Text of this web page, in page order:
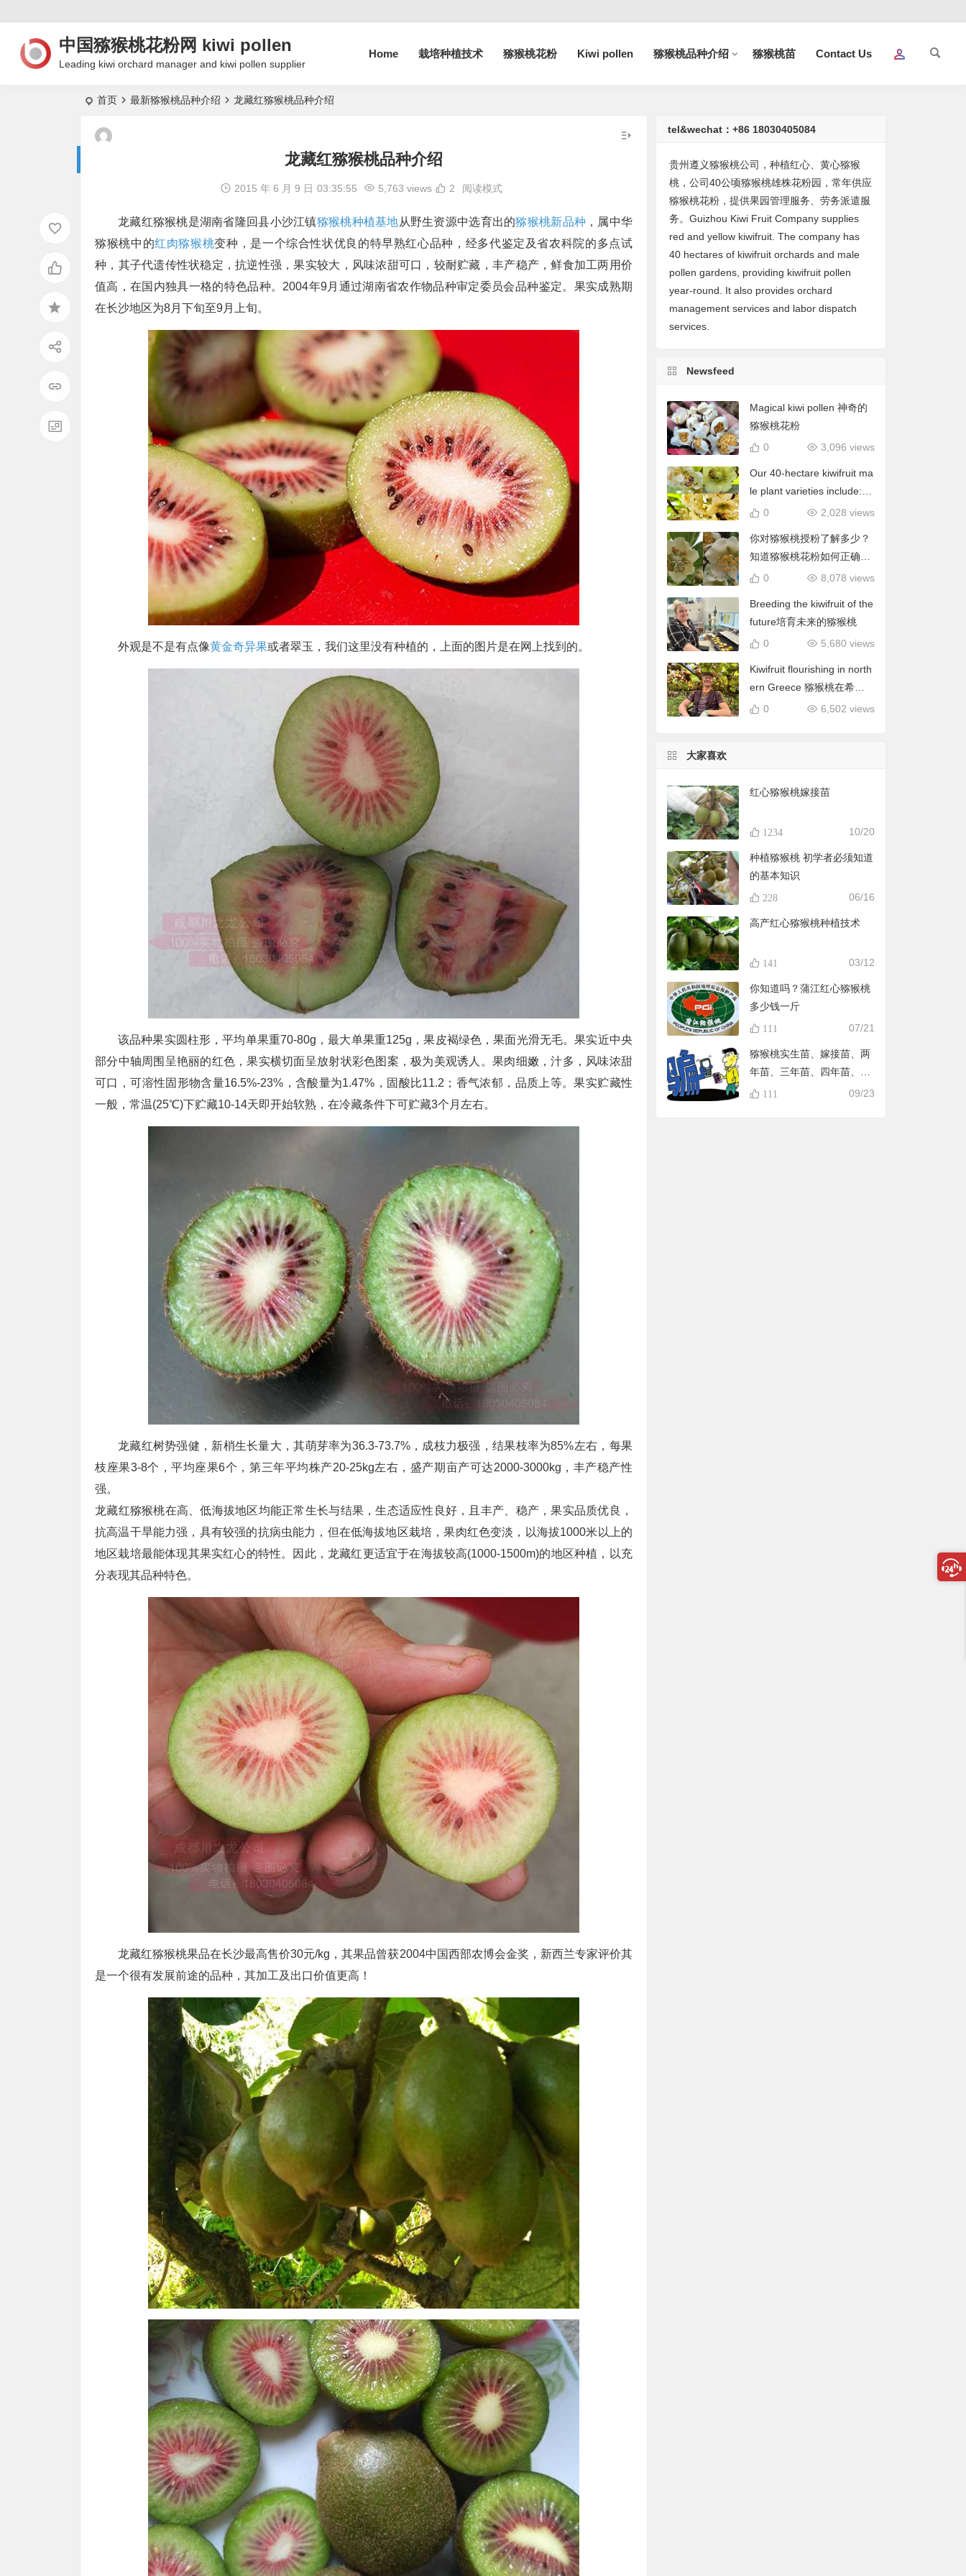
中国猕猴桃花粉网 kiwi pollen
Leading kiwi orchard manager and kiwi pollen supplier
Home 栽培种植技术 猕猴桃花粉 Kiwi pollen 猕猴桃品种介绍 猕猴桃苗 Contact Us
首页 最新猕猴桃品种介绍 龙藏红猕猴桃品种介绍
龙藏红猕猴桃品种介绍
2015 年 6 月 9 日 03:35:55 5,763 views 2 阅读模式
龙藏红猕猴桃是湖南省隆回县小沙江镇猕猴桃种植基地从野生资源中选育出的猕猴桃新品种 ，属中华
猕猴桃中的红肉猕猴桃变种，是一个综合性状优良的特早熟红心品种，经多代鉴定及省农科院的多点试
种，其子代遗传性状稳定，抗逆性强，果实较大，风味浓甜可口，较耐贮藏，丰产稳产，鲜食加工两用价
值高，在国内独具一格的特色品种。2004年9月通过湖南省农作物品种审定委员会品种鉴定。果实成熟期
在长沙地区为8月下旬至9月上旬。
外观是不是有点像黄金奇异果或者翠玉，我们这里没有种植的，上面的图片是在网上找到的。
该品种果实圆柱形，平均单果重70-80g，最大单果重125g，果皮褐绿色，果面光滑无毛。果实近中央
部分中轴周围呈艳丽的红色，果实横切面呈放射状彩色图案，极为美观诱人。果肉细嫩，汁多，风味浓甜
可口，可溶性固形物含量16.5%-23%，含酸量为1.47%，固酸比11.2；香气浓郁，品质上等。果实贮藏性
一般，常温(25℃)下贮藏10-14天即开始软熟，在冷藏条件下可贮藏3个月左右。
龙藏红树势强健，新梢生长量大，其萌芽率为36.3-73.7%，成枝力极强，结果枝率为85%左右，每果
枝座果3-8个，平均座果6个，第三年平均株产20-25kg左右，盛产期亩产可达2000-3000kg，丰产稳产性
强。
龙藏红猕猴桃在高、低海拔地区均能正常生长与结果，生态适应性良好，且丰产、稳产，果实品质优良，
抗高温干旱能力强，具有较强的抗病虫能力，但在低海拔地区栽培，果肉红色变淡，以海拔1000米以上的
地区栽培最能体现其果实红心的特性。因此，龙藏红更适宜于在海拔较高(1000-1500m)的地区种植，以充
分表现其品种特色。
龙藏红猕猴桃果品在长沙最高售价30元/kg，其果品曾获2004中国西部农博会金奖，新西兰专家评价其
是一个很有发展前途的品种，其加工及出口价值更高！
tel&wechat：+86 18030405084
贵州遵义猕猴桃公司，种植红心、黄心猕猴
桃，公司40公顷猕猴桃雄株花粉园，常年供应
猕猴桃花粉，提供果园管理服务、劳务派遣服
务。Guizhou Kiwi Fruit Company supplies
red and yellow kiwifruit. The company has
40 hectares of kiwifruit orchards and male
pollen gardens, providing kiwifruit pollen
year-round. It also provides orchard
management services and labor dispatch
services.
Newsfeed
Magical kiwi pollen 神奇的
猕猴桃花粉
3,096 views
0
Our 40-hectare kiwifruit ma
le plant varieties include: C
hieftain, Matua, Tumari.我
括酋长、陶木里等
2,028 views
0
你对猕猴桃授粉了解多少？
知道猕猴桃花粉如何正确使
用吗？
8,078 views
0
Breeding the kiwifruit of the
future培育未来的猕猴桃
5,680 views
0
Kiwifruit flourishing in north
ern Greece 猕猴桃在希腊
北部蓬勃发展
6,502 views
0
大家喜欢
红心猕猴桃嫁接苗
1234 10/20
种植猕猴桃 初学者必须知道
的基本知识
228 06/16
高产红心猕猴桃种植技术
141 03/12
你知道吗？蒲江红心猕猴桃
多少钱一斤
111 07/21
猕猴桃实生苗、嫁接苗、两
年苗、三年苗、四年苗、五
年苗，教大家怎样避免在淘
111 09/23